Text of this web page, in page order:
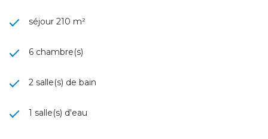
séjour 210 m²
6 chambre(s)
2 salle(s) de bain
1 salle(s) d'eau